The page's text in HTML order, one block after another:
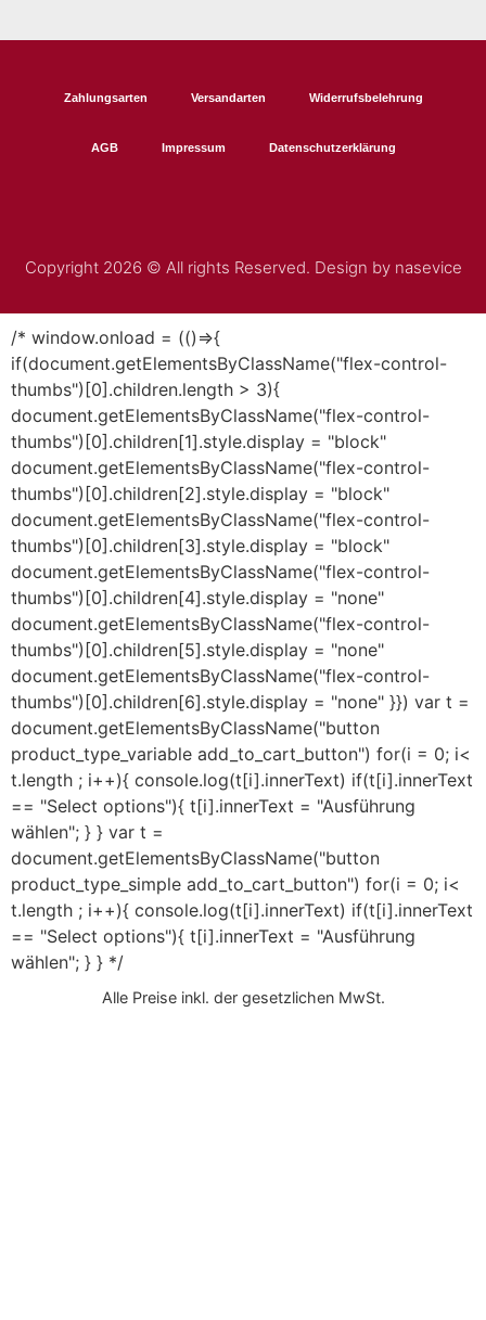
Zahlungsarten Versandarten Widerrufsbelehrung
AGB Impressum Datenschutzerklärung
Copyright 2026 © All rights Reserved. Design by nasevice
/* window.onload = (()=>{
if(document.getElementsByClassName("flex-control-
thumbs")[0].children.length > 3){
document.getElementsByClassName("flex-control-
thumbs")[0].children[1].style.display = "block"
document.getElementsByClassName("flex-control-
thumbs")[0].children[2].style.display = "block"
document.getElementsByClassName("flex-control-
thumbs")[0].children[3].style.display = "block"
document.getElementsByClassName("flex-control-
thumbs")[0].children[4].style.display = "none"
document.getElementsByClassName("flex-control-
thumbs")[0].children[5].style.display = "none"
document.getElementsByClassName("flex-control-
thumbs")[0].children[6].style.display = "none" }}) var t =
document.getElementsByClassName("button
product_type_variable add_to_cart_button") for(i = 0; i<
t.length ; i++){ console.log(t[i].innerText) if(t[i].innerText
== "Select options"){ t[i].innerText = "Ausführung
wählen"; } } var t =
document.getElementsByClassName("button
product_type_simple add_to_cart_button") for(i = 0; i<
t.length ; i++){ console.log(t[i].innerText) if(t[i].innerText
== "Select options"){ t[i].innerText = "Ausführung
wählen"; } } */
Alle Preise inkl. der gesetzlichen MwSt.